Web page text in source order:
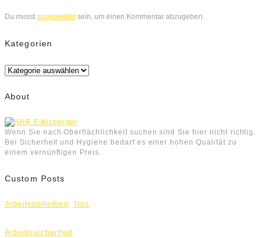
Du musst angemeldetsein, um einen Kommentar abzugeben.
Kategorien
Kategorien
About
Wenn Sie nach Oberflächlichkeit suchen sind Sie hier nicht richtig.
Bei Sicherheit und Hygiene bedarf es einer hohen Qualität zu
einem vernünftigen Preis.
Custom Posts
Arbeitssicherheit,Tips
Arbeitssicherheit